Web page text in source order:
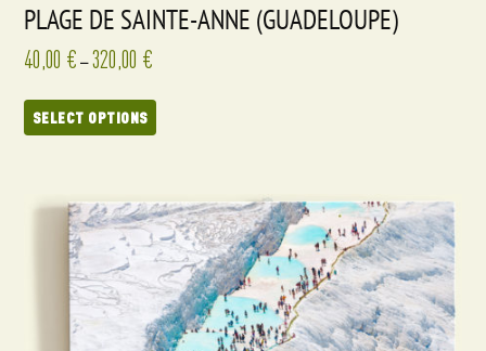
PLAGE DE SAINTE-ANNE (GUADELOUPE)
40,00 € –320,00 €
SELECT OPTIONS